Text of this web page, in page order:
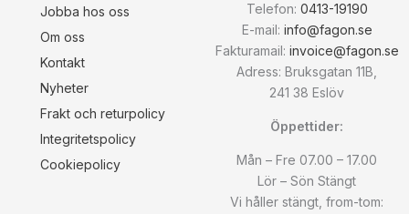
Jobba hos oss
Om oss
Kontakt
Nyheter
Frakt och returpolicy
Integritetspolicy
Cookiepolicy
Telefon: 0413-19190
E-mail: info@fagon.se
Fakturamail: invoice@fagon.se
Adress: Bruksgatan 11B,
241 38 Eslöv
Öppettider:
Mån – Fre 07.00 – 17.00
Lör – Sön Stängt
Vi håller stängt, from-tom: